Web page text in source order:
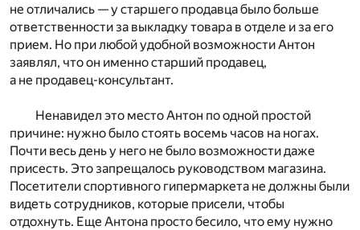
не отличались — у старшего продавца было больше
ответственности за выкладку товара в отделе и за его
прием. Но при любой удобной возможности Антон
заявлял, что он именно старший продавец,
а не продавец-консультант.
Ненавидел это место Антон по одной простой
причине: нужно было стоять восемь часов на ногах.
Почти весь день у него не было возможности даже
присесть. Это запрещалось руководством магазина.
Посетители спортивного гипермаркета не должны были
видеть сотрудников, которые присели, чтобы
отдохнуть. Еще Антона просто бесило, что ему нужно